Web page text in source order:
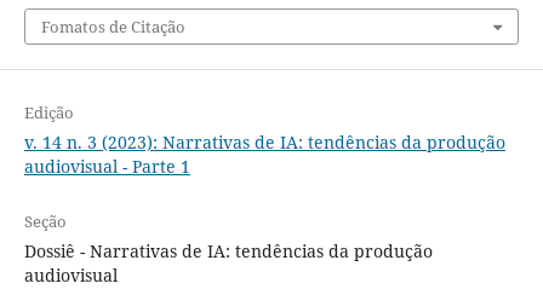
Fomatos de Citação
Edição
v. 14 n. 3 (2023): Narrativas de IA: tendências da produção
audiovisual - Parte 1
Seção
Dossiê - Narrativas de IA: tendências da produção
audiovisual